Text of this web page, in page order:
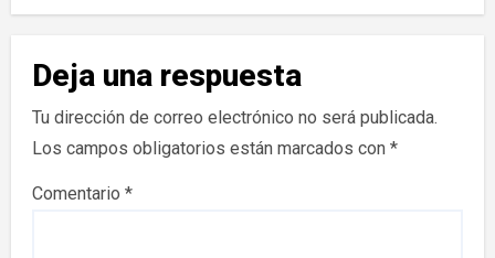
Deja una respuesta
Tu dirección de correo electrónico no será publicada.
Los campos obligatorios están marcados con *
Comentario *